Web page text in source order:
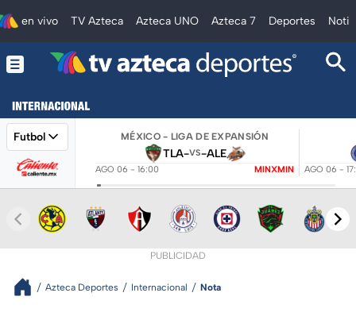
en vivo TV Azteca Azteca UNO Azteca 7 Deportes
Futbol MÉXICO - LIGA DE EXPANSIÓN
TLA-VS-ALE
AGO 06 - 16:00 MINXMIN AGO 06 -
PUBLICIDAD
Azteca Deportes Internacional Nota